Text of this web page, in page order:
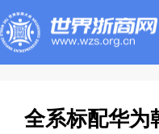
全系标配华为